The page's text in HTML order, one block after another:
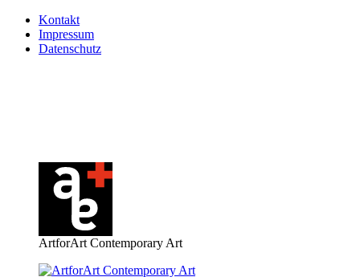
Kontakt
Impressum
Datenschutz
ArtforArt Contemporary Art